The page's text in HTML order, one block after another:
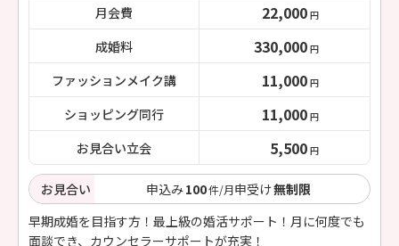
月会費 22,000 円
成婚料 330,000 円
ファッションメイク講 11,000 円
ショッピング同行 11,000 円
お見合い立会 5,500 円
お見合い 申込み100件/月申受け無制限
早期成婚を目指す方！最上級の婚活サポート！月に何度でも
面談でき、カウンセラーサポートが充実！